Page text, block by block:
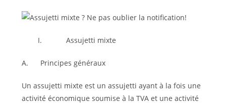
I. Assujetti mixte
A. Principes généraux
Un assujetti mixte est un assujetti ayant à la fois une
activité économique soumise à la TVA et une activité